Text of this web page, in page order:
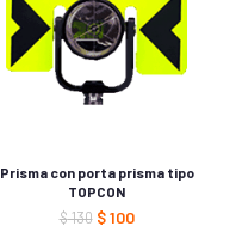
Prisma con porta prisma tipo
TOPCON
$130 $100